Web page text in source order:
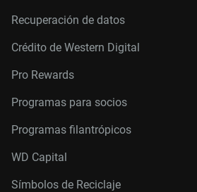
Recuperación de datos
Crédito de Western Digital
Pro Rewards
Programas para socios
Programas filantrópicos
WD Capital
Símbolos de Reciclaje